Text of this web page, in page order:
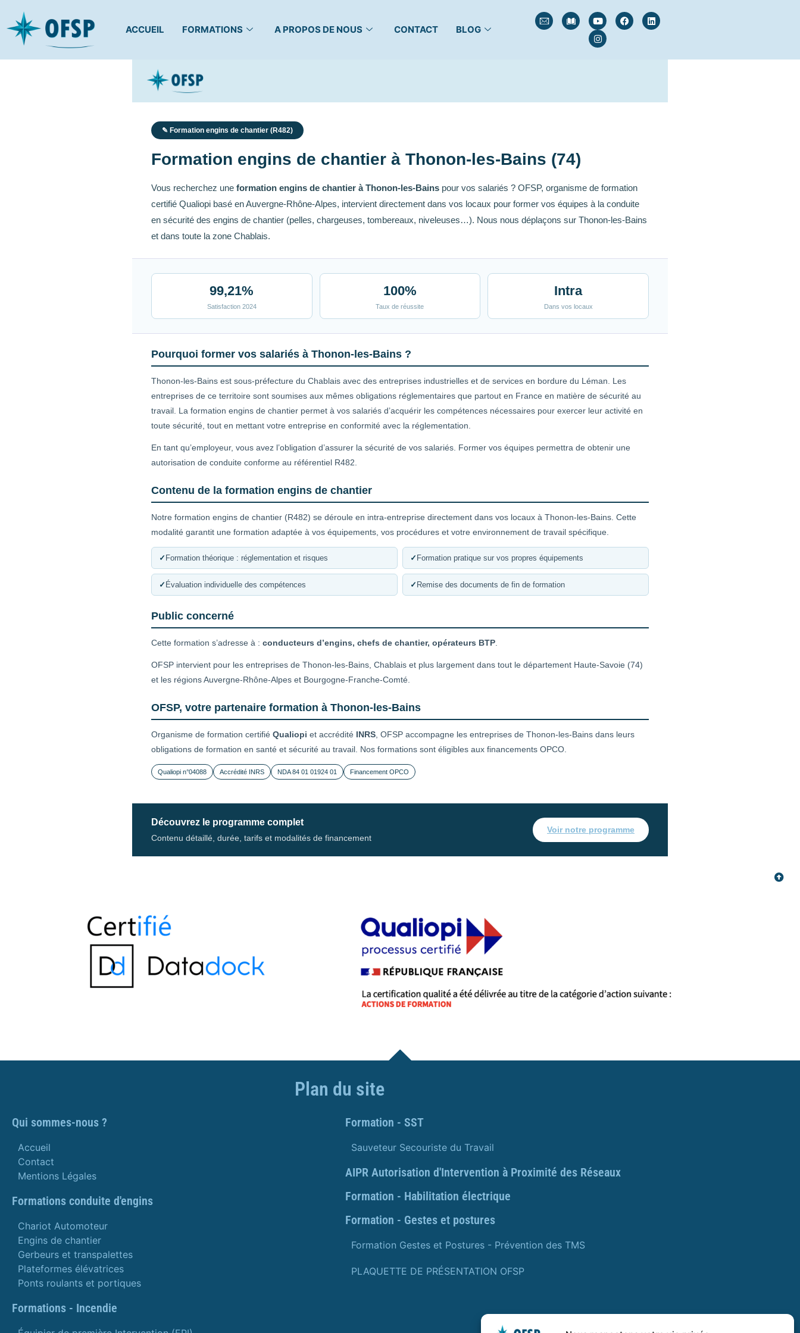
ACCUEIL FORMATIONS A PROPOS DE NOUS CONTACT BLOG
✎ Formation engins de chantier (R482)
Formation engins de chantier à Thonon-les-Bains (74)
Vous recherchez une formation engins de chantier à Thonon-les-Bains pour vos salariés ? OFSP, organisme de formation
certifié Qualiopi basé en Auvergne-Rhône-Alpes, intervient directement dans vos locaux pour former vos équipes à la conduite
en sécurité des engins de chantier (pelles, chargeuses, tombereaux, niveleuses…). Nous nous déplaçons sur Thonon-les-Bains
et dans toute la zone Chablais.
99,21%
Satisfaction 2024
100%
Taux de réussite
Intra
Dans vos locaux
Pourquoi former vos salariés à Thonon-les-Bains ?
Thonon-les-Bains est sous-préfecture du Chablais avec des entreprises industrielles et de services en bordure du Léman. Les
entreprises de ce territoire sont soumises aux mêmes obligations réglementaires que partout en France en matière de sécurité au
travail. La formation engins de chantier permet à vos salariés d’acquérir les compétences nécessaires pour exercer leur activité en
toute sécurité, tout en mettant votre entreprise en conformité avec la réglementation.
En tant qu’employeur, vous avez l’obligation d’assurer la sécurité de vos salariés. Former vos équipes permettra de obtenir une
autorisation de conduite conforme au référentiel R482.
Contenu de la formation engins de chantier
Notre formation engins de chantier (R482) se déroule en intra-entreprise directement dans vos locaux à Thonon-les-Bains. Cette
modalité garantit une formation adaptée à vos équipements, vos procédures et votre environnement de travail spécifique.
✓ Formation théorique : réglementation et risques ✓ Formation pratique sur vos propres équipements
✓ Évaluation individuelle des compétences ✓ Remise des documents de fin de formation
Public concerné
Cette formation s’adresse à : conducteurs d’engins, chefs de chantier, opérateurs BTP
OFSP intervient pour les entreprises de Thonon-les-Bains, Chablais et plus largement dans tout le département Haute-Savoie (74)
et les régions Auvergne-Rhône-Alpes et Bourgogne-Franche-Comté.
OFSP, votre partenaire formation à Thonon-les-Bains
Organisme de formation certifié Qualiopi et accrédité INRS , OFSP accompagne les entreprises de Thonon-les-Bains dans leurs
obligations de formation en santé et sécurité au travail. Nos formations sont éligibles aux financements OPCO.
Qualiopi n°04088 Accrédité INRS NDA 84 01 01924 01 Financement OPCO
Découvrez le programme complet
Contenu détaillé, durée, tarifs et modalités de financement
Voir notre programme
Plan du site
Qui sommes-nous ?
Accueil
Contact
Mentions Légales
Formations conduite d'engins
Chariot Automoteur
Engins de chantier
Gerbeurs et transpalettes
Plateformes élévatrices
Ponts roulants et portiques
Formations - Incendie
Formation - SST
Sauveteur Secouriste du Travail
AIPR Autorisation d'Intervention à Proximité des Réseaux
Formation - Habilitation électrique
Formation - Gestes et postures
Formation Gestes et Postures - Prévention des TMS
PLAQUETTE DE PRÉSENTATION OFSP